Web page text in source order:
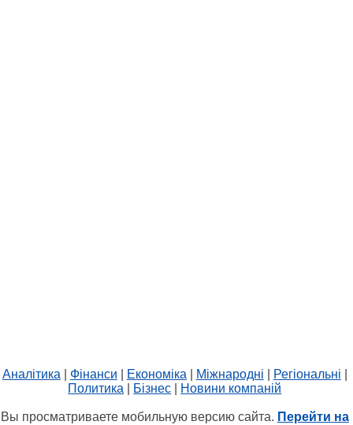
Аналітика Фінанси Економіка Міжнародні Регіональні
Политика
Бізнес Новини компаній
Вы просматриваете мобильную версию сайта. Перейти на